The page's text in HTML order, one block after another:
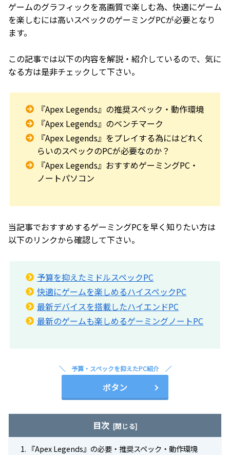
ゲームのグラフィックを高画質で楽しむ為、快適にゲーム
を楽しむには高いスペックのゲーミングPCが必要となり
ます。
この記事では以下の内容を解説・紹介しているので、気に
なる方は是非チェックして下さい。
『Apex Legends』の推奨スペック・動作環境
『Apex Legends』のベンチマーク
『Apex Legends』をプレイする為にはどれく
らいのスペックのPCが必要なのか？
『Apex Legends』おすすめゲーミングPC・
ノートパソコン
当記事でおすすめするゲーミングPCを早く知りたい方は
以下のリンクから確認して下さい。
予算を抑えたミドルスペックPC
快適にゲームを楽しめるハイスペックPC
最新デバイスを搭載したハイエンドPC
最新のゲームも楽しめるゲーミングノートPC
予算・スペックを抑えたPC紹介
ボタン
目次
『Apex Legends』の必要・推奨スペック・動作環境